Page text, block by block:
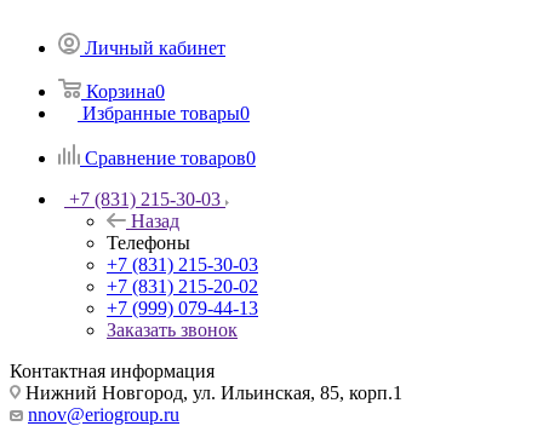
Личный кабинет
Корзина0
Избранные товары0
Сравнение товаров0
+7 (831) 215-30-03
Назад
Телефоны
+7 (831) 215-30-03
+7 (831) 215-20-02
+7 (999) 079-44-13
Заказать звонок
Контактная информация
Нижний Новгород, ул. Ильинская, 85, корп.1
nnov@eriogroup.ru